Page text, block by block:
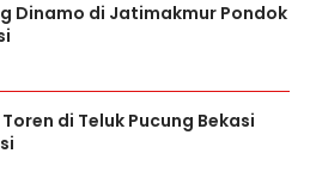
Dinamo di Jatimakmur Pondok
di Teluk Pucung Bekasi